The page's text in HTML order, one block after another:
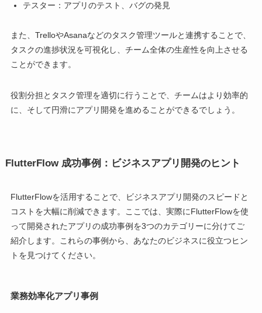
テスター：アプリのテスト、バグの発見
また、TrelloやAsanaなどのタスク管理ツールと連携することで、
タスクの進捗状況を可視化し、チーム全体の生産性を向上させる
ことができます。
役割分担とタスク管理を適切に行うことで、チームはより効率的
に、そして円滑にアプリ開発を進めることができるでしょう。
FlutterFlow 成功事例：ビジネスアプリ開発のヒント
FlutterFlowを活用することで、ビジネスアプリ開発のスピードと
コストを大幅に削減できます。ここでは、実際にFlutterFlowを使
って開発されたアプリの成功事例を3つのカテゴリーに分けてご
紹介します。これらの事例から、あなたのビジネスに役立つヒン
トを見つけてください。
業務効率化アプリ事例